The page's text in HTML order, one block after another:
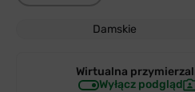
Damskie
Wirtualna
Wyłącz podgląd